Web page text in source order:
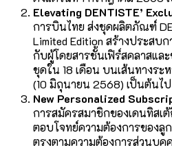
Elevating DENTISTE’
การบินไทย ส่งชุดผลิตภัณฑ์
Limited Edition สร้างประส
กับผู้โดยสารชั้นเฟิร์สคลาสแล
ชุดใน 18 เดือน บนเส้นทางระ
(10 มิถุนายน 2568) เป็นต้นไป
New Personalized
การสมัครสมาชิกของเดนทิสเ
ตอบโจทย์ความต้องการของ
ตรงตามความต้องการส่วนบุค